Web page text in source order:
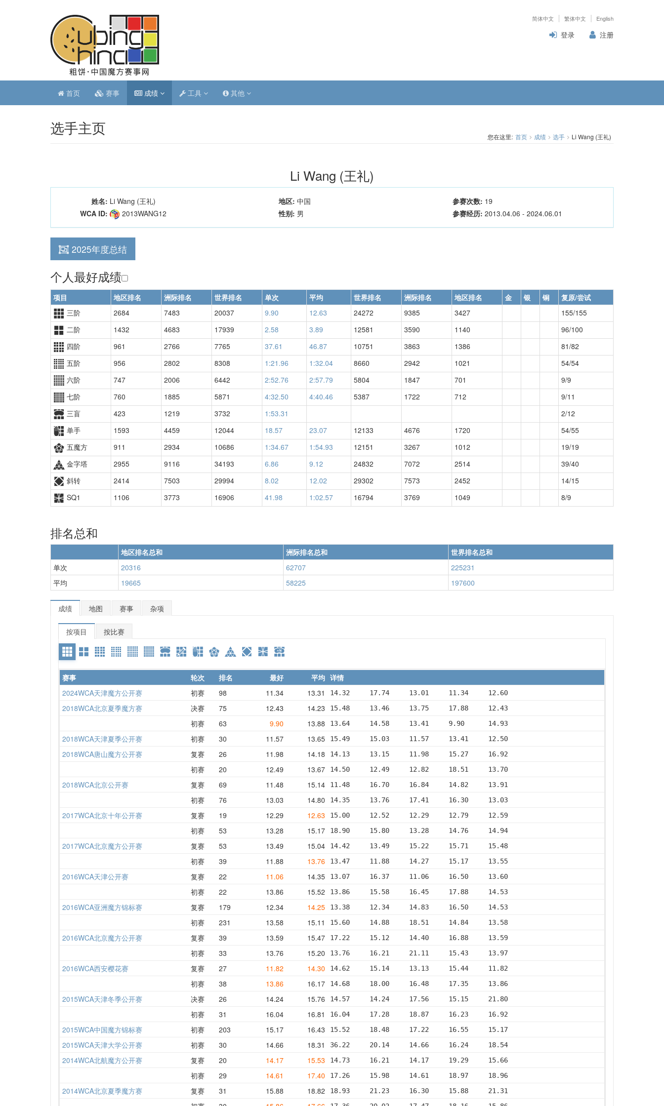
简体中文 繁体中文 English
登录 注册
首页 赛事 成绩 工具 其他
选手主页 您在这里: 首页 成绩 选手 Li Wang (王礼)
Li Wang (王礼)
姓名: Li Wang (王礼) 地区: 中国 参赛次数: 19
WCA ID:
2013WANG12 性别: 男 参赛经历: 2013.04.06 - 2024.06.01
2025年度总结
个人最好成绩
项目 地区排名 洲际排名 世界排名 单次 平均 世界排名 洲际排名 地区排名 金 银 铜
复原/尝试
三阶
2684 7483 20037 9.90 12.63 24272 9385 3427
155/155
二阶
1432 4683 17939 2.58 3.89 12581 3590 1140
96/100
四阶
961 2766 7765 37.61 46.87 10751 3863 1386
81/82
五阶
956 2802 8308 1:21.96 1:32.04 8660 2942 1021
54/54
六阶
747 2006 6442 2:52.76 2:57.79 5804 1847 701
9/9
七阶
760 1885 5871 4:32.50 4:40.46 5387 1722 712
9/11
三盲
423 1219 3732 1:53.31
2/12
单手
1593 4459 12044 18.57 23.07 12133 4676 1720
54/55
五魔方
911 2934 10686 1:34.67 1:54.93 12151 3267 1012
19/19
金字塔
2955 9116 34193 6.86 9.12 24832 7072 2514
39/40
斜转
2414 7503 29994 8.02 12.02 29302 7573 2452
14/15
SQ1
1106 3773 16906 41.98 1:02.57 16794 3769 1049 8/9
排名总和
地区排名总和 洲际排名总和
世界排名总和
单次
20316 62707
225231
平均
19665 58225 197600
成绩 地图 赛事 杂项
按项目 按比赛
赛事 轮次 排名 最好 平均 详情
2024WCA天津魔方公开赛
初赛 98 11.34 13.31 14.32     17.74     13.01     11.34     12.60
2018WCA北京夏季魔方赛 决赛 75 12.43 14.23 15.48     13.46     13.75     17.88     12.43
初赛 63 9.90 13.88 13.64     14.58     13.41     9.90      14.93
2018WCA天津夏季公开赛 初赛 30 11.57 13.65 15.49     15.03     11.57     13.41     12.50
2018WCA唐山魔方公开赛 复赛 26 11.98 14.18 14.13     13.15     11.98     15.27     16.92
初赛 20 12.49 13.67 14.50     12.49     12.82     18.51     13.70
2018WCA北京公开赛 复赛 69 11.48 15.14 11.48     16.70     16.84     14.82     13.91
初赛 76 13.03 14.80 14.35     13.76     17.41     16.30     13.03
2017WCA北京十年公开赛 复赛 19 12.29 12.63 15.00     12.52     12.29     12.79     12.59
初赛 53 13.28 15.17 18.90     15.80     13.28     14.76     14.94
2017WCA北京魔方公开赛 复赛 53 13.49 15.04 14.42     13.49     15.22     15.71     15.48
初赛 39 11.88 13.76 13.47     11.88     14.27     15.17     13.55
2016WCA天津公开赛 复赛 22 11.06 14.35 13.07     16.37     11.06     16.50     13.60
初赛 22 13.86 15.52 13.86     15.58     16.45     17.88     14.53
2016WCA亚洲魔方锦标赛 复赛 179 12.34 14.25 13.38     12.34     14.83     16.50     14.53
初赛 231 13.58 15.11 15.60     14.88     18.51     14.84     13.58
2016WCA北京魔方公开赛 复赛 39 13.59 15.47 17.22     15.12     14.40     16.88     13.59
初赛 33 13.76 15.20 13.76     16.21     21.11     15.43     13.97
2016WCA西安樱花赛 复赛 27 11.82 14.30 14.62     15.14     13.13     15.44     11.82
初赛 38 13.86 16.17 14.68     18.00     16.48     17.35     13.86
2015WCA天津冬季公开赛 决赛 26 14.24 15.76 14.57     14.24     17.56     15.15     21.80
初赛 31 16.04 16.81 16.04     17.28     18.87     16.23     16.92
2015WCA中国魔方锦标赛 初赛 203 15.17 16.43 15.52     18.48     17.22     16.55     15.17
2015WCA天津大学公开赛 初赛 30 14.66 18.31 36.22     20.14     14.66     16.24     18.54
2014WCA北航魔方公开赛 复赛 20 14.17 15.53 14.73     16.21     14.17     19.29     15.66
初赛 29 14.61 17.40 17.26     15.98     14.61     18.97     18.96
2014WCA北京夏季魔方赛 复赛 31 15.88 18.82 18.93     21.23     16.30     15.88     21.31